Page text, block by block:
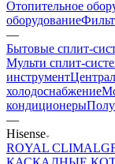
Отопительное
оборудование
—
Бытовые сплит-
Мульти сплит-
инструмент
холодоснабжение
кондиционеры
—
Hisense
ROYAL CLIMALG